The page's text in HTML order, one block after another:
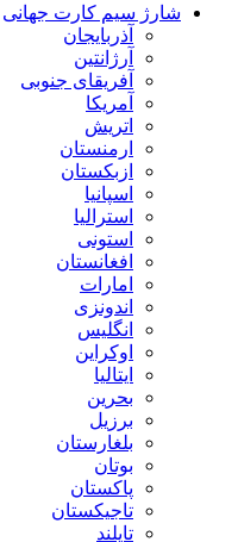
شارژ سیم کارت جهانی
آذربایجان
آرژانتین
آفریقای جنوبی
آمریکا
اتریش
ارمنستان
ازبکستان
اسپانیا
استرالیا
استونی
افغانستان
امارات
اندونزی
انگلیس
اوکراین
ایتالیا
بحرین
برزیل
بلغارستان
بوتان
پاکستان
تاجیکستان
تایلند